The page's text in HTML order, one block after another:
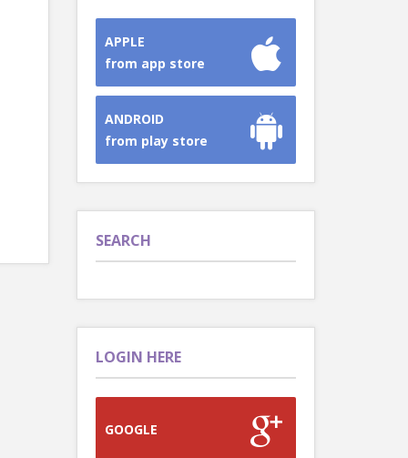
APPLE
from app store
ANDROID
from play store
SEARCH
LOGIN HERE
GOOGLE